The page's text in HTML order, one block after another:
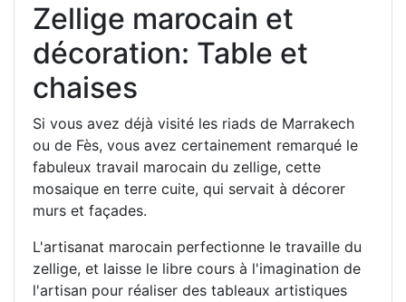
Zellige marocain et
décoration: Table et
chaises
Si vous avez déjà visité les riads de Marrakech
ou de Fès, vous avez certainement remarqué le
fabuleux travail marocain du zellige, cette
mosaique en terre cuite, qui servait à décorer
murs et façades.
L'artisanat marocain perfectionne le travaille du
zellige, et laisse le libre cours à l'imagination de
l'artisan pour réaliser des tableaux artistiques